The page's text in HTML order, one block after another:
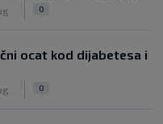
0
ocat kod dijabetesa i
0